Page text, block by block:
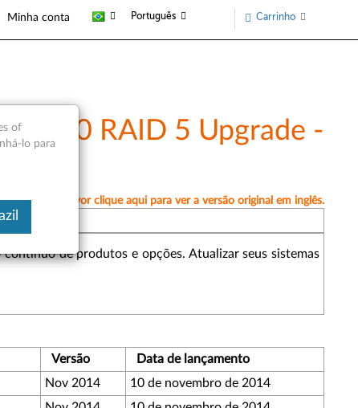
Minha conta Português Carrinho
500 RAID 5 Upgrade -
por favor clique aqui para ver a versão original em inglês.
de produtos e opções. Atualizar seus sistemas
Versão
Data de lançamento
Nov 2014
10 de novembro de 2014
of
lo para